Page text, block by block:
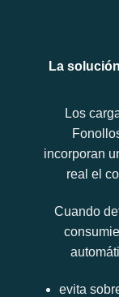
La
Los
incorporan
real el
Cuando
evita